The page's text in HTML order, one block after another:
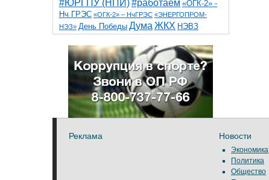
#ЮРГПУ (НПИ)#работаем «ОГК-2» -
Нч ГРЭС «ОГК-2» – НчГРЭС «ЭНЕРГОПРОМ-
НЭЗ» День Победы Дума ЖКХ НЭВЗ
НчГРЭС ТНТ
благоустройствоветераны выборы
детидороги казаки коррупция космос
общественная палата парк пожар роща
спорт театр транспорт художники
Реклама Новости
Экономика
Политика
Общество